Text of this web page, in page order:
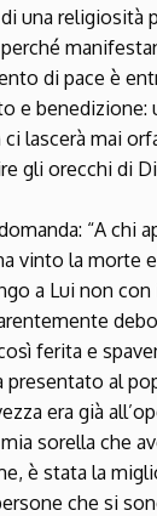
una
di pace è
e
lascerà mai
gli orecchi di
“A chi
vinto la morte
a Lui non
ferita e
presentato al
era già
sorella che
è stata la
che si